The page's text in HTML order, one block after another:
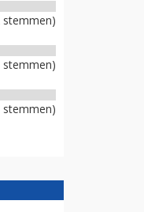
stemmen)
stemmen)
stemmen)